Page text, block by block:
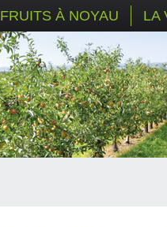
FRUITS À NOYAU
LA